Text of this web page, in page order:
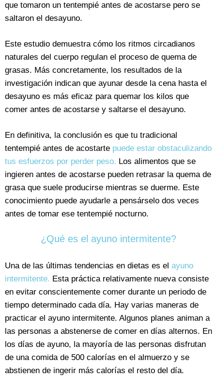
que tomaron un tentempié antes de acostarse pero se
saltaron el desayuno.
Este estudio demuestra cómo los ritmos circadianos
naturales del cuerpo regulan el proceso de quema de
grasas. Más concretamente, los resultados de la
investigación indican que ayunar desde la cena hasta el
desayuno es más eficaz para quemar los kilos que
comer antes de acostarse y saltarse el desayuno.
En definitiva, la conclusión es que tu tradicional
tentempié antes de acostarte puede estar obstaculizando
tus esfuerzos por perder peso. Los alimentos que se
ingieren antes de acostarse pueden retrasar la quema de
grasa que suele producirse mientras se duerme. Este
conocimiento puede ayudarle a pensárselo dos veces
antes de tomar ese tentempié nocturno.
¿Qué es el ayuno intermitente?
Una de las últimas tendencias en dietas es el ayuno
intermitente. Esta práctica relativamente nueva consiste
en evitar conscientemente comer durante un periodo de
tiempo determinado cada día. Hay varias maneras de
practicar el ayuno intermitente. Algunos planes animan a
las personas a abstenerse de comer en días alternos. En
los días de ayuno, la mayoría de las personas disfrutan
de una comida de 500 calorías en el almuerzo y se
abstienen de ingerir más calorías el resto del día.